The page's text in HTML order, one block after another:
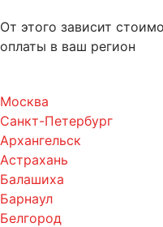
От этого зависит
оплаты в ваш регион
Москва
Санкт-Петербург
Архангельск
Астрахань
Балашиха
Барнаул
Белгород